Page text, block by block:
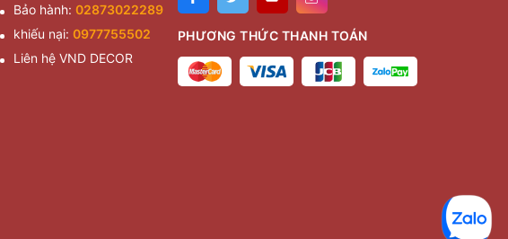
Bảo hành: 02873022289
khiếu nại: 0977755502
Liên hệ VND DECOR
PHƯƠNG THỨC THANH TOÁN